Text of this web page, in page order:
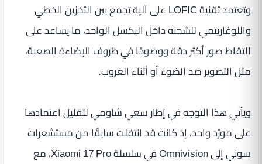
وتعتمد تقنية LOFIC على آلية تجمع بين التخزين الخطي
واللوغاريتمي للشحنة داخل البكسل الواحد، ما يساعد على
التقاط صور أكثر دقة ووضوحًا في ظروف الإضاءة الصعبة،
مثل التصوير ضد الضوء أو أثناء الغروب.
ويأتي هذا التوجه في إطار سعي شاومي لتقليل اعتمادها
على مورّد واحد، إذ كانت قد انتقلت سابقًا من مستشعرات
سوني إلى Omnivision في سلسلة Xiaomi 17 Pro، مع